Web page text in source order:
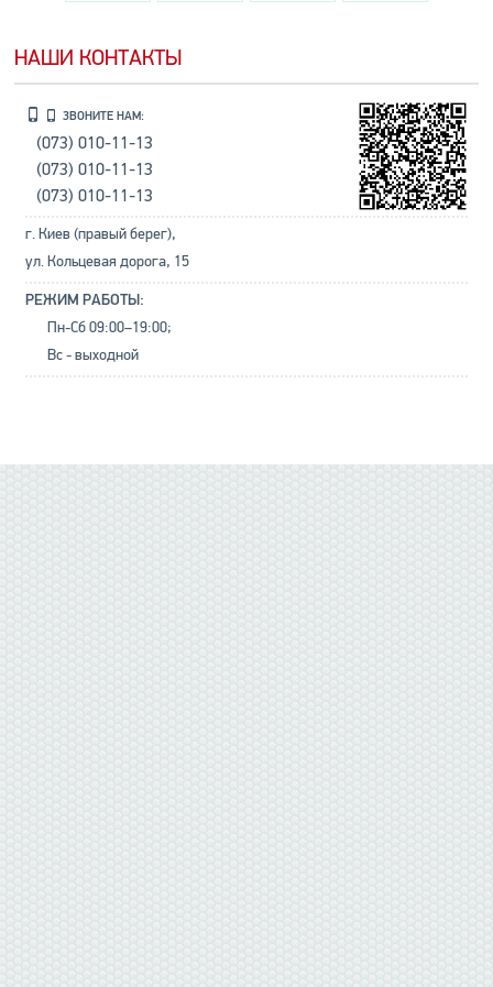
НАШИ КОНТАКТЫ
ЗВОНИТЕ НАМ:
(073) 010-11-13
(073) 010-11-13
(073) 010-11-13
г. Киев (правый берег),
ул. Кольцевая дорога, 15
РЕЖИМ РАБОТЫ:
Пн-Сб 09:00–19:00;
Вс - выходной